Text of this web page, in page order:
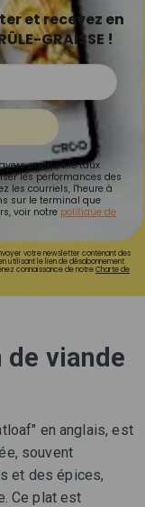
et recevez en
GRAISSE !
analyse le taux
les performances des
les courriels, l'heure à
sur le terminal que
voir notre politique de
votre newsletter contenant des
utilisant le lien de désabonnement
connaissance de notreCharte de
de viande
en anglais, est
souvent
et des épices,
Ce plat est